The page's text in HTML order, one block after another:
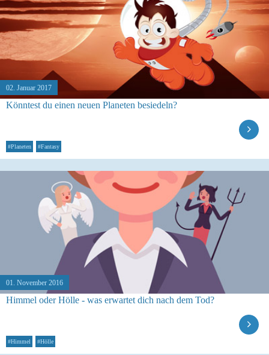
02. Januar 2017
Könntest du einen neuen Planeten besiedeln?
#Planeten #Fantasy
01. November 2016
Himmel oder Hölle - was erwartet dich nach dem Tod?
#Himmel #Hölle